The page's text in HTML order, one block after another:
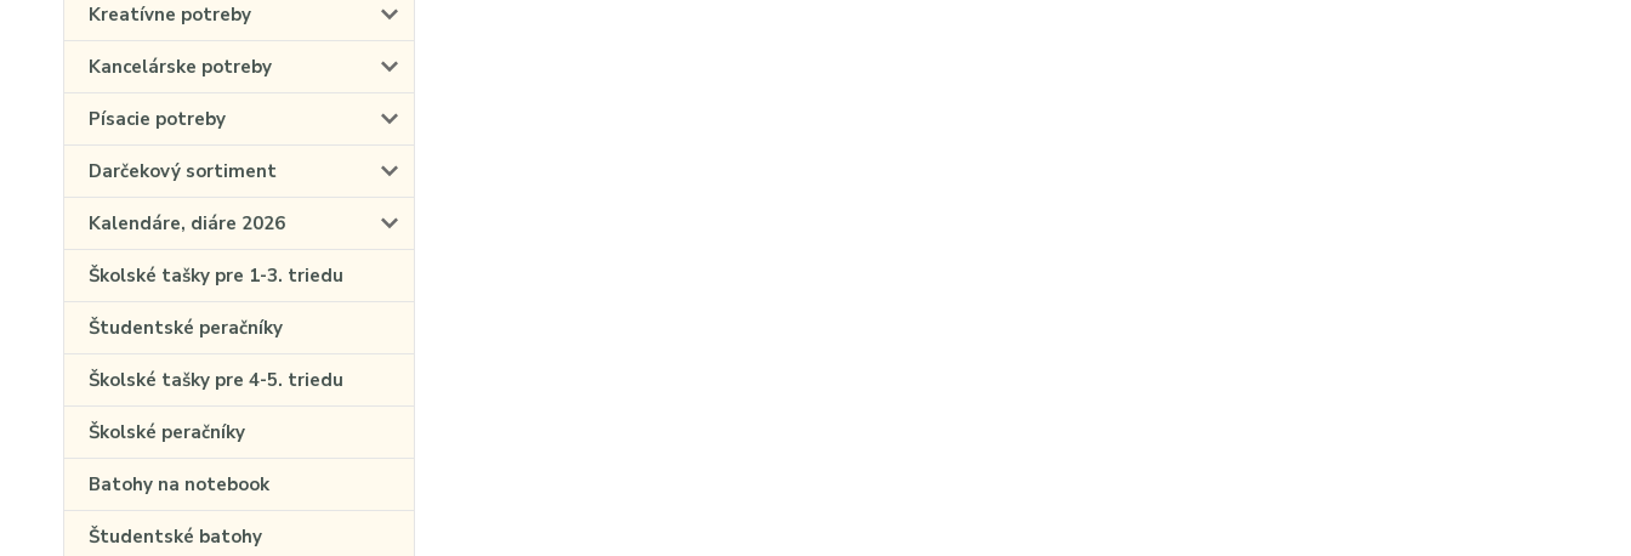
Kreatívne potreby
Kancelárske potreby
Písacie potreby
Darčekový sortiment
Kalendáre, diáre 2026
Školské tašky pre 1-3. triedu
Študentské peračníky
Školské tašky pre 4-5. triedu
Školské peračníky
Batohy na notebook
Študentské batohy